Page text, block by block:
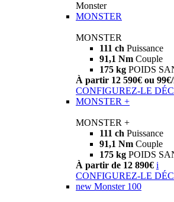
Monster
MONSTER
MONSTER
111 ch Puissance
91,1 Nm Couple
175 kg POIDS
À partir 12 590€ ou
CONFIGUREZ-LE
MONSTER +
MONSTER +
111 ch Puissance
91,1 Nm Couple
175 kg POIDS
À partir de 12 890€ i
CONFIGUREZ-LE
new Monster 100